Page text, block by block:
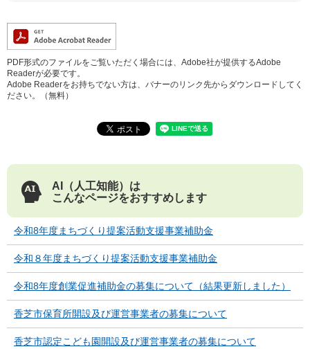
PDF形式のファイルをご覧いただく場合には、Adobe社が提供するAdobe
Readerが必要です。
Adobe Readerをお持ちでない方は、バナーのリンク先からダウンロードしてく
ださい。（無料）
AI（人工知能）は
こんなページをおすすめします
令和8年度まちづくり提案活動支援事業補助金
令和８年度まちづくり提案活動支援事業補助金
令和8年度創業促進補助金の募集について（結果更新しました）
香芝市保育所開設及び運営事業者の募集について
香芝市認定こども園開設及び運営事業者の募集について